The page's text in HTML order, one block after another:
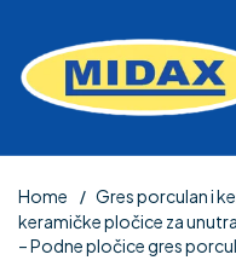
Home Gres porculan i
keramičke pločice za
– Podne pločice gres